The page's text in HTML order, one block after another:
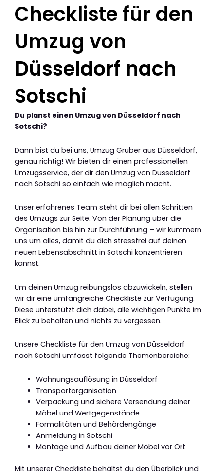
Checkliste für den
Umzug von
Düsseldorf nach
Sotschi
Du planst einen Umzug von Düsseldorf nach
Sotschi?
Dann bist du bei uns, Umzug Gruber aus Düsseldorf,
genau richtig! Wir bieten dir einen professionellen
Umzugsservice, der dir den Umzug von Düsseldorf
nach Sotschi so einfach wie möglich macht.
Unser erfahrenes Team steht dir bei allen Schritten
des Umzugs zur Seite. Von der Planung über die
Organisation bis hin zur Durchführung – wir kümmern
uns um alles, damit du dich stressfrei auf deinen
neuen Lebensabschnitt in Sotschi konzentrieren
kannst.
Um deinen Umzug reibungslos abzuwickeln, stellen
wir dir eine umfangreiche Checkliste zur Verfügung.
Diese unterstützt dich dabei, alle wichtigen Punkte im
Blick zu behalten und nichts zu vergessen.
Unsere Checkliste für den Umzug von Düsseldorf
nach Sotschi umfasst folgende Themenbereiche:
Wohnungsauflösung in Düsseldorf
Transportorganisation
Verpackung und sichere Versendung deiner
Möbel und Wertgegenstände
Formalitäten und Behördengänge
Anmeldung in Sotschi
Montage und Aufbau deiner Möbel vor Ort
Mit unserer Checkliste behältst du den Überblick und